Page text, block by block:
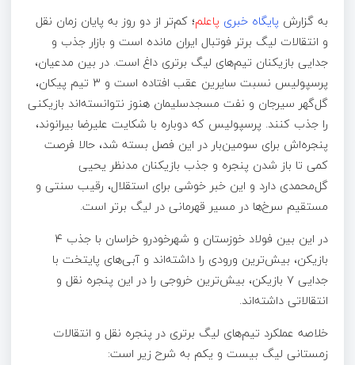
به گزارش پایگاه خبری پاعلم؛ کم‌تر از دو روز به پایان زمان نقل
و انتقالات لیگ برتر فوتبال ایران مانده است و بازار جذب و
جدایی بازیکنان تیم‌های لیگ برتری داغ است. در بین مدعیان،
پرسپولیس نسبت سایرین عقب افتاده است و ۳ تیم پیکان،
گل‌گهر سیرجان و نفت مسجدسلیمان هنوز نتوانسته‌اند بازیکنی
را جذب کنند. پرسپولیس که دوباره با شکایت علیرضا بیرانوند،
پنجره‌اش برای سومین‌بار در این فصل بسته شد، حالا فرصت
کمی تا باز شدن پنجره و جذب بازیکنان مدنظر یحیی
‌گل‌محمدی دارد و این خبر خوشی برای استقلال، رقیب سنتی و
مستقیم سرخ‌ها در مسیر قهرمانی در لیگ برتر است.
در این بین فولاد خوزستان و شهرخودرو خراسان با جذب ۴
بازیکن، بیش‌ترین ورودی را داشته‌اند و آبی‌های پایتخت با
جدایی ۷ بازیکن، بیش‌ترین خروجی را در این پنجره نقل و
انتقالاتی داشته‌اند.
خلاصه عملکرد تیم‌های لیگ برتری در پنجره نقل و انتقالات
زمستانی لیگ بیست و یکم به شرح زیر است: